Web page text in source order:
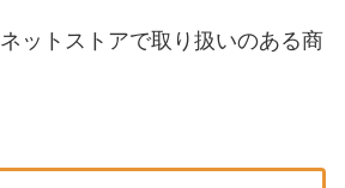
ットストアで取り扱いのある商